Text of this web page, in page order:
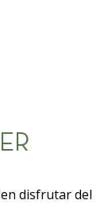
disfrutar del